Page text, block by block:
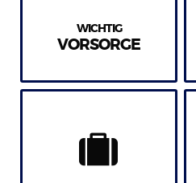
WICHTIG
VORSORGE